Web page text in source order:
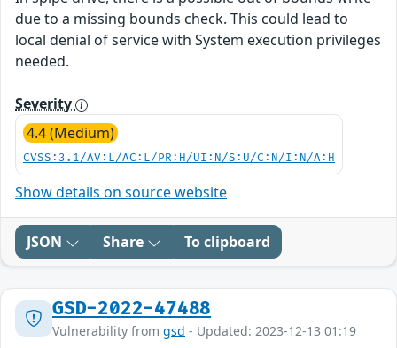
due to a missing bounds check. This could lead to
local denial of service with System execution privileges
needed.
Severity
4.4 (Medium)
CVSS:3.1/AV:L/AC:L/PR:H/UI:N/S:U/C:N/I:N/A:H
Show details on source website
JSON Share To clipboard
GSD-2022-47488
Vulnerability from gsd - Updated: 2023-12-13 01:19